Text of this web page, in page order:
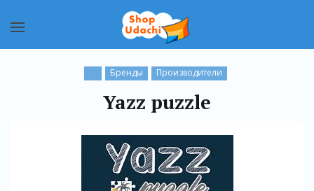
Бренды Производители
Yazz puzzle